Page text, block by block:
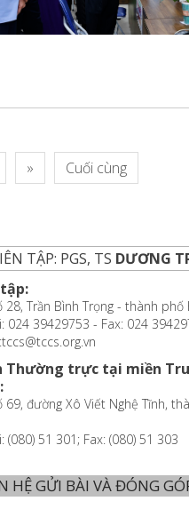
» Cuối cùng
TẬP: PGS, TS DƯƠNG
28, Trần Bình Trọng - thành phố
024 39429753 - Fax: 024
Thường trực tại miền
69, đường Xô Viết Nghệ Tĩnh,
(080) 51 301; Fax: (080) 51 303
HỆ GỬI BÀI VÀ ĐÓNG